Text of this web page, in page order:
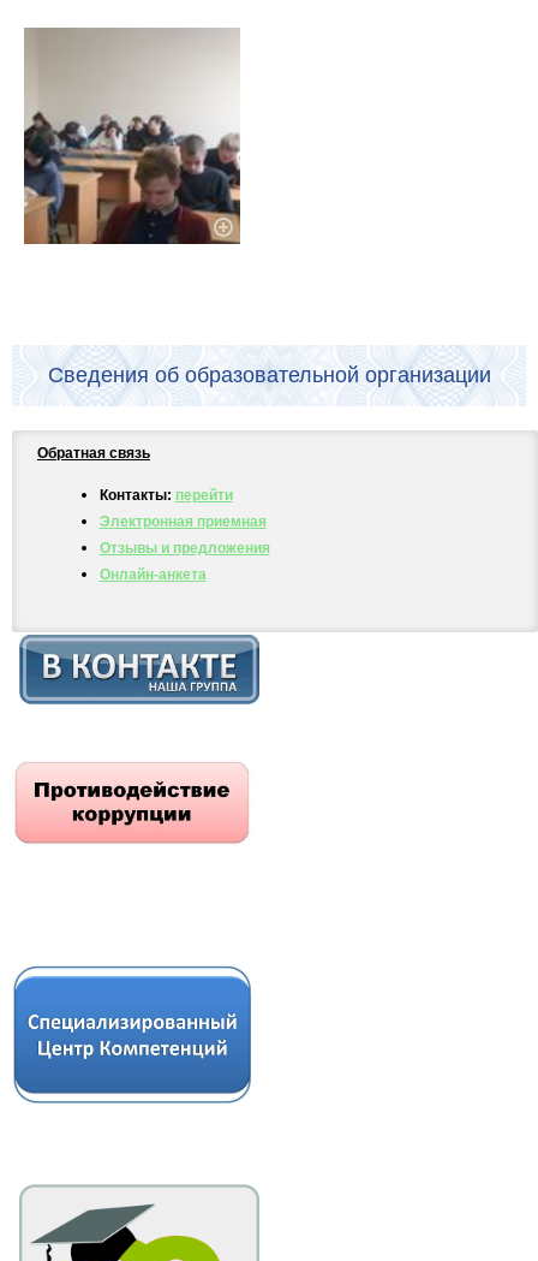
Сведения об образовательной организации
Обратная связь
Контакты: перейти
Электронная приемная
Отзывы и предложения
Онлайн-анкета